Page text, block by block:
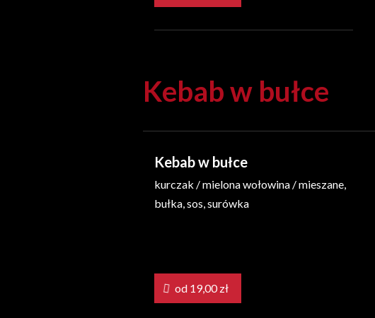
Kebab w bułce
Kebab w bułce
kurczak / mielona wołowina / mieszane,
bułka, sos, surówka